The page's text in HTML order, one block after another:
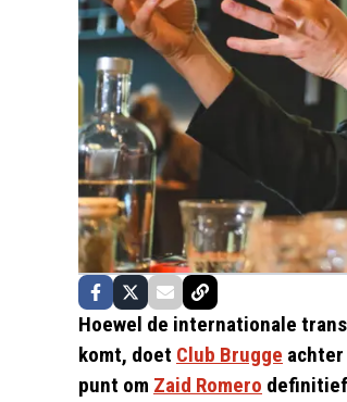
Hoewel de internationale
komt, doet Club Brugge
punt om Zaid Romero definitief